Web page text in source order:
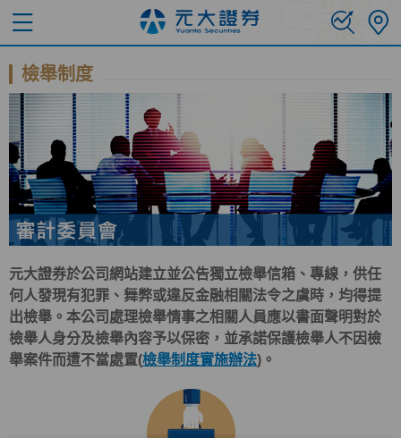
檢舉制度
元大證券於公司網站建立並公告獨立檢舉信箱、專線，供任
何人發現有犯罪、舞弊或違反金融相關法令之虞時，均得提
出檢舉。本公司處理檢舉情事之相關人員應以書面聲明對於
檢舉人身分及檢舉內容予以保密，並承諾保護檢舉人不因檢
舉案件而遭不當處置(檢舉制度實施辦法)。